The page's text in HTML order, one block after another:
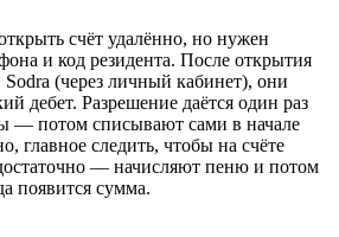
счёт удалённо, но нужен
и код резидента. После открытия
(через личный кабинет), они
дебет. Разрешение даётся один раз
— потом списывают сами в начале
главное следить, чтобы на счёте
— начисляют пеню и потом
появится сумма.